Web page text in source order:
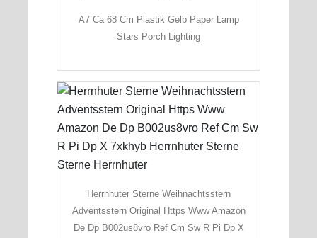
A7 Ca 68 Cm Plastik Gelb Paper Lamp
Stars Porch Lighting
Herrnhuter Sterne Weihnachtsstern
Adventsstern Original Https Www Amazon
De Dp B002us8vro Ref Cm Sw R Pi Dp X